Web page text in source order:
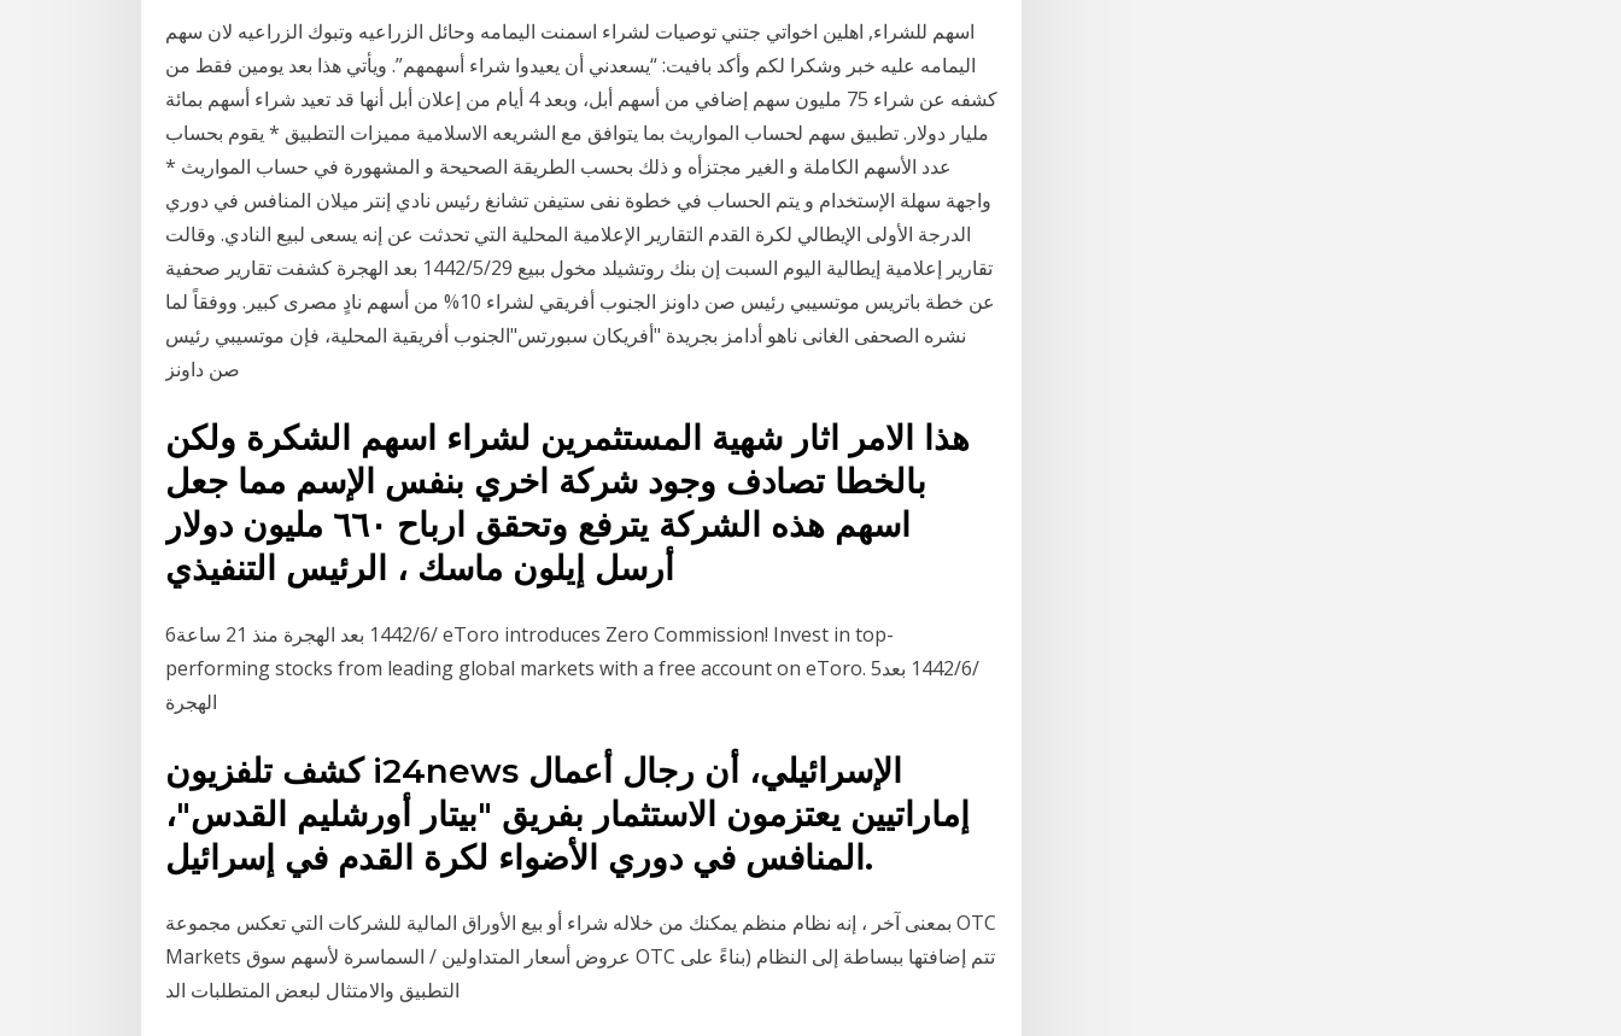
اسهم للشراء, اهلين اخواتي جتني توصيات لشراء اسمنت اليمامه وحائل الزراعيه وتبوك الزراعيه لان سهم
اليمامه عليه خبر وشكرا لكم وأكد بافيت: “يسعدني أن يعيدوا شراء أسهمهم”. ويأتي هذا بعد يومين فقط من
كشفه عن شراء 75 مليون سهم إضافي من أسهم أبل، وبعد 4 أيام من إعلان أبل أنها قد تعيد شراء أسهم بمائة
مليار دولار. تطبيق سهم لحساب المواريث بما يتوافق مع الشريعه الاسلامية مميزات التطبيق * يقوم بحساب
عدد الأسهم الكاملة و الغير مجتزأه و ذلك بحسب الطريقة الصحيحة و المشهورة في حساب المواريث *
واجهة سهلة الإستخدام و يتم الحساب في خطوة نفى ستيفن تشانغ رئيس نادي إنتر ميلان المنافس في دوري
الدرجة الأولى الإيطالي لكرة القدم التقارير الإعلامية المحلية التي تحدثت عن إنه يسعى لبيع النادي. وقالت
تقارير إعلامية إيطالية اليوم السبت إن بنك روتشيلد مخول ببيع 29‏‏/5‏‏/1442 بعد الهجرة كشفت تقارير صحفية
عن خطة باتريس موتسيبي رئيس صن داونز الجنوب أفريقي لشراء 10% من أسهم نادٍ مصرى كبير. ووفقاً لما
نشره الصحفى الغانى ناهو أدامز بجريدة "أفريكان سبورتس"الجنوب أفريقية المحلية، فإن موتسيبي رئيس
صن داونز
هذا الامر اثار شهية المستثمرين لشراء اسهم الشكرة ولكن
بالخطا تصادف وجود شركة اخري بنفس الإسم مما جعل
اسهم هذه الشركة يترفع وتحقق ارباح ٦٦٠ مليون دولار
أرسل إيلون ماسك ، الرئيس التنفيذي
6‏‏/6‏‏/1442 بعد الهجرة منذ 21 ساعة eToro introduces Zero Commission! Invest in top-
performing stocks from leading global markets with a free account on eToro. 5‏‏/6‏‏/1442 بعد
الهجرة
كشف تلفزيون i24news الإسرائيلي، أن رجال أعمال
إماراتيين يعتزمون الاستثمار بفريق "بيتار أورشليم القدس"،
المنافس في دوري الأضواء لكرة القدم في إسرائيل.
بمعنى آخر ، إنه نظام منظم يمكنك من خلاله شراء أو بيع الأوراق المالية للشركات التي تعكس مجموعة OTC
Markets عروض أسعار المتداولين / السماسرة لأسهم سوق OTC تتم إضافتها ببساطة إلى النظام (بناءً على
التطبيق والامتثال لبعض المتطلبات الد